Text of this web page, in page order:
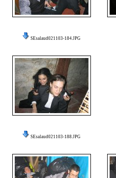
SEsalaud021103-184.JPG
SEsalaud021103-188.JPG